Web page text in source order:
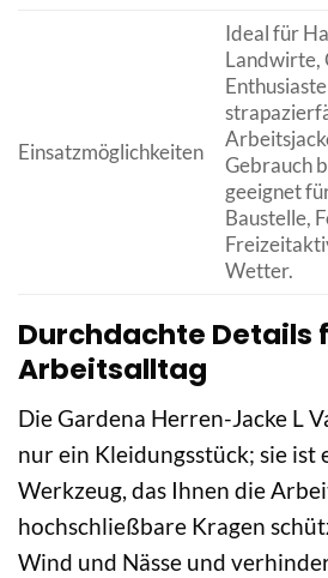
Einsatzmöglichkeiten
Ideal für
Landwirte,
Gebrauch
geeignet
Baustelle,
Wetter.
Durchdachte Details
Arbeitsalltag
Die Gardena Herren-Jacke L
nur ein Kleidungsstück; sie ist
Werkzeug, das Ihnen die
hochschließbare Kragen
Wind und Nässe und